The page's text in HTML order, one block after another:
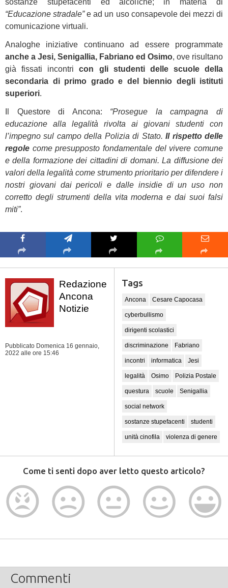
sostanze stupefacenti ed alcoliche; in materia di
“Educazione stradale”e ad un uso consapevole dei mezzi di
comunicazione virtuali.
Analoghe iniziative continuano ad essere programmate
anche a Jesi, Senigallia, Fabriano ed Osimo, ove risultano
già fissati incontricon gli studenti delle scuole della
secondaria di primo grado e del biennio degli istituti
superiori.
Il Questore di Ancona: “Prosegue la campagna di
educazione alla legalità rivolta ai giovani studenti con
l’impegno sul campo della Polizia di Stato.Il rispetto delle
regole come presupposto fondamentale del vivere comune
e della formazione dei cittadini di domani. La diffusione dei
valori della legalità come strumento prioritario per difendere i
nostri giovani dai pericoli e dalle insidie di un uso non
corretto degli strumenti della vita moderna e dai suoi falsi
miti”.
Redazione
Ancona
Notizie
Pubblicato Domenica 16 gennaio,
2022 alle ore 15:46
Tags
Ancona Cesare Capocasa
cyberbullismo
dirigenti scolastici
discriminazione Fabriano
incontri informatica Jesi
legalità Osimo Polizia Postale
questura scuole Senigallia
social network
sostanze stupefacenti studenti
unità cinofila violenza di genere
Come ti senti dopo aver letto questo articolo?
Commenti